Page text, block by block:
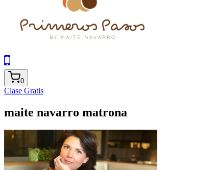
0
Clase Gratis
maite navarro matrona